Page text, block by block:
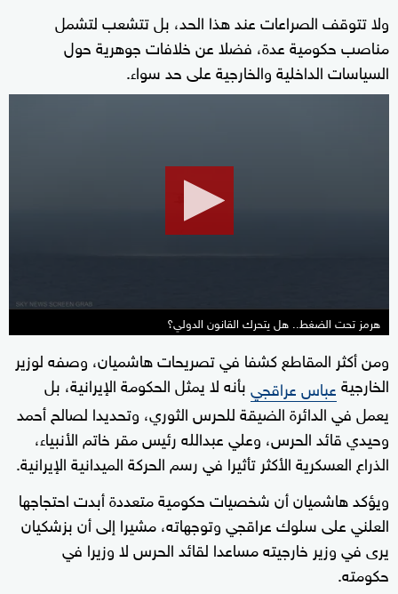
ولا تتوقف الصراعات عند هذا الحد، بل تتشعب لتشمل
مناصب حكومية عدة، فضلا عن خلافات جوهرية حول
السياسات الداخلية والخارجية على حد سواء.
هرمز تحت الضغط.. هل يتحرك القانون الدولي؟
ومن أكثر المقاطع كشفا في تصريحات هاشميان، وصفه لوزير
الخارجيةعباس عراقجيبأنه لا يمثل الحكومة الإيرانية، بل
يعمل في الدائرة الضيقة للحرس الثوري، وتحديدا لصالح أحمد
وحيدي قائد الحرس، وعلي عبدالله رئيس مقر خاتم الأنبياء،
الذراع العسكرية الأكثر تأثيرا في رسم الحركة الميدانية الإيرانية.
ويؤكد هاشميان أن شخصيات حكومية متعددة أبدت احتجاجها
العلني على سلوك عراقجي وتوجهاته، مشيرا إلى أن بزشكيان
يرى في وزير خارجيته مساعدا لقائد الحرس لا وزيرا في
حكومته.